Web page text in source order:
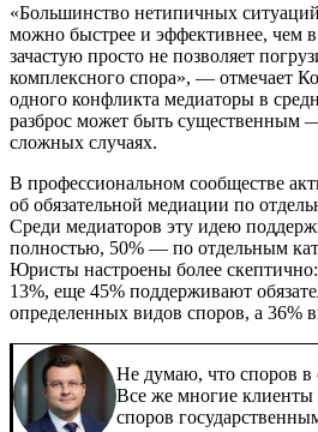
«Большинство нетипичных
можно быстрее и эффективнее, чем в
зачастую просто не позволяет
комплексного спора», — отмечает
одного конфликта медиаторы в
разброс может быть существенным
сложных случаях.
В профессиональном сообществе
об обязательной медиации по
Среди медиаторов эту идею
полностью, 50% — по отдельным
Юристы настроены более
13%, еще 45% поддерживают
определенных видов споров, а 36%
Не думаю, что споров в
Все же многие клиенты
споров